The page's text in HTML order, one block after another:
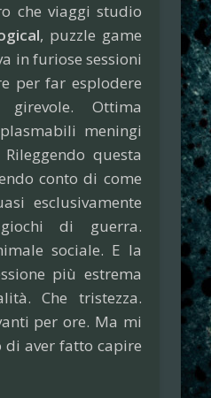
che viaggi studio
, puzzle game
in furiose sessioni
per far esplodere
Ottima
meningi
questa
conto di come
esclusivamente
di guerra.
sociale. E la
più estrema
Che tristezza.
per ore. Ma mi
aver fatto capire